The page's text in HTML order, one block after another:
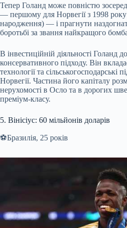
Тепер Голанд може повністю
— першому для Норвегії з 1998
народження) — і прагнути
боротьбі за звання найкращого
В інвестиційній діяльності Голанд
консервативного підходу. Він
технології та сільськогосподарські
Норвегії. Частина його капіталу
нерухомості в Осло та в дорогих
преміум-класу.
5. Вінісіус: 60 мільйонів доларів
⚽️Бразилія, 25 років